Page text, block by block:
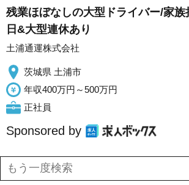
残業ほぼなしの大型ドライバー/家
日&大型連休あり
土浦通運株式会社
茨城県 土浦市
年収400万円～500万円
正社員
Sponsored by